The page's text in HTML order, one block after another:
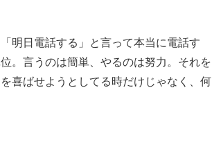
明日電話する」と言って本当に電話す
。言うのは簡単、やるのは努力。それを
喜ばせようとしてる時だけじゃなく、何